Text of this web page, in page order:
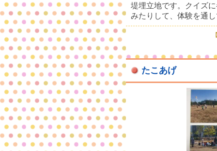
堤埋立地です。クイズ
みたりして、体験を通
たこあげ